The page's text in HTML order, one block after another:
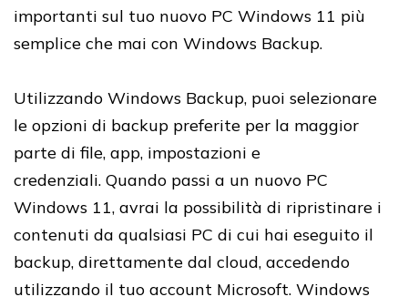
importanti sul tuo nuovo PC Windows 11 più
semplice che mai con Windows Backup.
Utilizzando Windows Backup, puoi selezionare
le opzioni di backup preferite per la maggior
parte di file, app, impostazioni e
credenziali. Quando passi a un nuovo PC
Windows 11, avrai la possibilità di ripristinare i
contenuti da qualsiasi PC di cui hai eseguito il
backup, direttamente dal cloud, accedendo
utilizzando il tuo account Microsoft. Windows